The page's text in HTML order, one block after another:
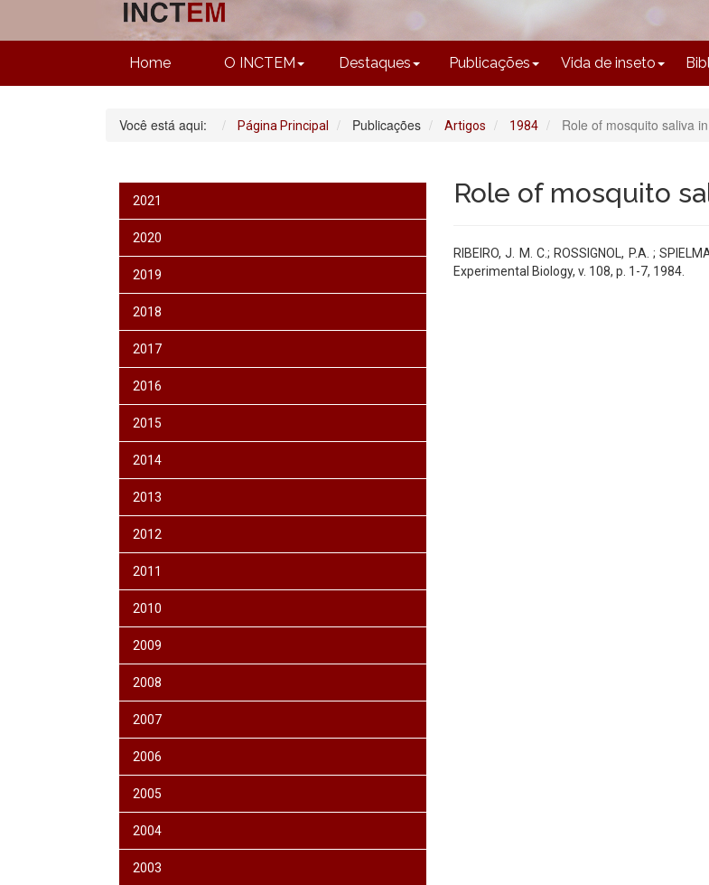
Home O INCTEM Destaques Publicações Vida de inseto
Você está aqui: Página Principal Publicações Artigos 1984 Role of mosquito saliva
2021
2020
2019
2018
2017
2016
2015
2014
2013
2012
2011
2010
2009
2008
2007
2006
2005
2004
2003
Role of mosquito
RIBEIRO, J. M. C.; ROSSIGNOL, P.A. ;
Experimental Biology, v. 108, p. 1-7, 1984.